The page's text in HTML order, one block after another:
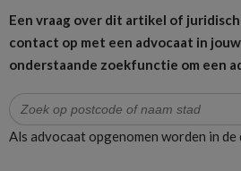
Een vraag over dit artikel of juridisch
contact op met een advocaat in
onderstaande zoekfunctie om een
Zoek
naar:
Als advocaat opgenomen worden in de